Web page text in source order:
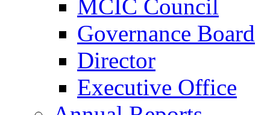
MCIC Council
Governance Board
Director
Executive Office